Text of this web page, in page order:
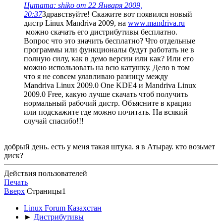
Цитата: shiko от 22 Января 2009,
20:37Здравствуйте! Скажите вот появился новый
дистр Linux Mandriva 2009, на www.mandriva.ru
можно скачать его дистрибутивы бесплатно.
Вопрос что это значить бесплатно? Что отдельные
программы или функционалы будут работать не в
полную силу, как в демо версии или как? Или его
можно использовать на всю катушку. Дело в том
что я не совсем улавливаю разницу между
Mandriva Linux 2009.0 One KDE4 и Mandriva Linux
2009.0 Free, какую лучше скачать чтоб получить
нормальный рабочий дистр. Объясните в крации
или подскажите где можно почитать. На всякий
случай спасибо!!!
добрый день. есть у меня такая штука. я в Атырау. кто возьмет
диск?
Действия пользователей
Печать
Вверх Страницы1
Linux Forum Казахстан
► Дистрибутивы